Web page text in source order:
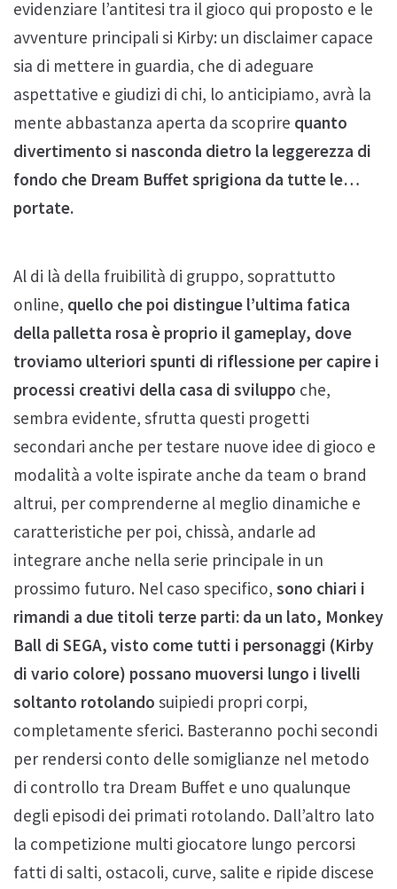
evidenziare l’antitesi tra il gioco qui proposto e le
avventure principali si Kirby: un disclaimer capace
sia di mettere in guardia, che di adeguare
aspettative e giudizi di chi, lo anticipiamo, avrà la
mente abbastanza aperta da scoprire quanto
divertimento si nasconda dietro la leggerezza di
fondo che Dream Buffet sprigiona da tutte le…
portate.
Al di là della fruibilità di gruppo, soprattutto
online, quello che poi distingue l’ultima fatica
della palletta rosa è proprio il gameplay, dove
troviamo ulteriori spunti di riflessione per capire i
processi creativi della casa di sviluppo che,
sembra evidente, sfrutta questi progetti
secondari anche per testare nuove idee di gioco e
modalità a volte ispirate anche da team o brand
altrui, per comprenderne al meglio dinamiche e
caratteristiche per poi, chissà, andarle ad
integrare anche nella serie principale in un
prossimo futuro. Nel caso specifico, sono chiari i
rimandi a due titoli terze parti: da un lato, Monkey
Ball di SEGA, visto come tutti i personaggi (Kirby
di vario colore) possano muoversi lungo i livelli
soltanto rotolando suipiedi propri corpi,
completamente sferici. Basteranno pochi secondi
per rendersi conto delle somiglianze nel metodo
di controllo tra Dream Buffet e uno qualunque
degli episodi dei primati rotolando. Dall’altro lato
la competizione multi giocatore lungo percorsi
fatti di salti, ostacoli, curve, salite e ripide discese